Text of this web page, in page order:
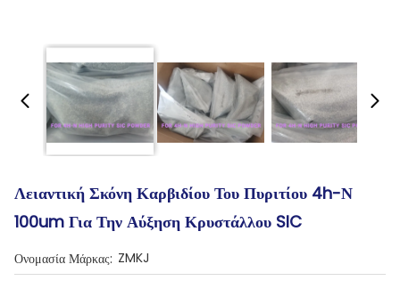
Λειαντική Σκόνη Καρβιδίου Του Πυριτίου 4h-Ν
100um Για Την Αύξηση Κρυστάλλου SIC
Ονομασία Μάρκας: ZMKJ